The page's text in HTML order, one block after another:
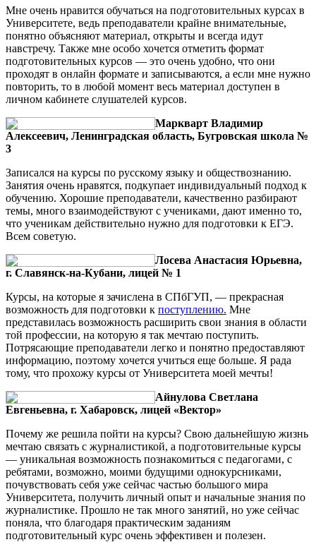
Мне очень нравится обучаться на подготовительных курсах в
Университете, ведь преподаватели крайне внимательные,
понятно объясняют материал, открыты и всегда идут
навстречу. Также мне особо хочется отметить формат
подготовительных курсов — это очень удобно, что они
проходят в онлайн формате и записываются, а если мне нужно
повторить, то в любой момент весь материал доступен в
личном кабинете слушателей курсов.
Маркварт Владимир
Алексеевич, Ленинградская область, Бугровская школа №
3
Записался на курсы по русскому языку и обществознанию.
Занятия очень нравятся, подкупает индивидуальный подход к
обучению. Хорошие преподаватели, качественно разбирают
темы, много взаимодействуют с учениками, дают именно то,
что ученикам действительно нужно для подготовки к ЕГЭ.
Всем советую.
Лосева Анастасия Юрьевна,
г. Славянск-на-Кубани, лицей № 1
Курсы, на которые я зачислена в СПбГУП, — прекрасная
возможность для подготовки к поступлению. Мне
представилась возможность расширить свои знания в области
той профессии, на которую я так мечтаю поступить.
Потрясающие преподаватели легко и понятно предоставляют
информацию, поэтому хочется учиться еще больше. Я рада
тому, что прохожу курсы от Университета моей мечты!
Айнулова Светлана
Евгеньевна, г. Хабаровск, лицей «Вектор»
Почему же решила пойти на курсы? Свою дальнейшую жизнь
мечтаю связать с журналистикой, а подготовительные курсы
— уникальная возможность познакомиться с педагогами, с
ребятами, возможно, моими будущими однокурсниками,
почувствовать себя уже сейчас частью большого мира
Университета, получить личный опыт и начальные знания по
журналистике. Прошло не так много занятий, но уже сейчас
поняла, что благодаря практическим заданиям
подготовительный курс очень эффективен и полезен.